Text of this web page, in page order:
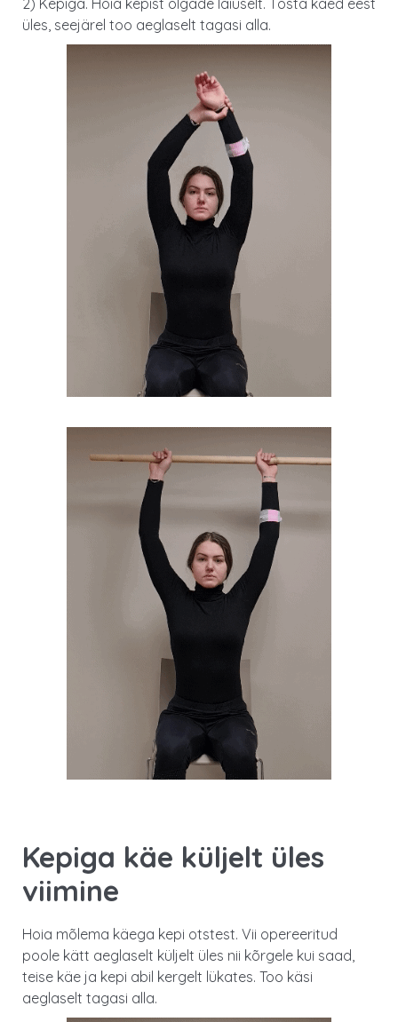
2) Kepiga. Hoia kepist õlgade laiuselt. Tõsta käed eest
üles, seejärel too aeglaselt tagasi alla.
Kepiga käe küljelt üles
viimine
Hoia mõlema käega kepi otstest. Vii opereeritud
poole kätt aeglaselt küljelt üles nii kõrgele kui saad,
teise käe ja kepi abil kergelt lükates. Too käsi
aeglaselt tagasi alla.